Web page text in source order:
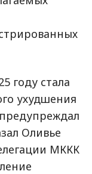
году стала
ухудшения
Оливье
МККК